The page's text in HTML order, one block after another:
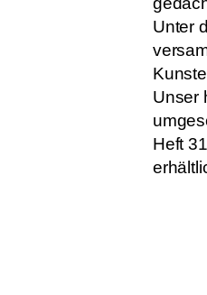
Unter
Unser
Heft